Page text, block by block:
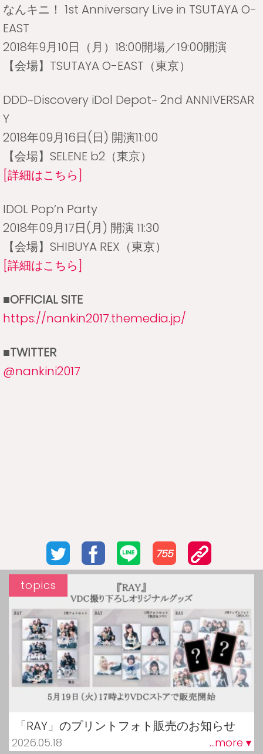
なんキニ！ 1st Anniversary Live in TSUTAYA O-
EAST
2018年9月10日（月）18:00開場／19:00開演
【会場】TSUTAYA O-EAST（東京）
DDD~Discovery iDol Depot~ 2nd ANNIVERSAR
Y
2018年09月16日(日) 開演11:00
【会場】SELENE b2（東京）
[詳細はこちら]
IDOL Pop’n Party
2018年09月17日(月) 開演 11:30
【会場】SHIBUYA REX（東京）
[詳細はこちら]
■OFFICIAL SITE
https://nankin2017.themedia.jp/
■TWITTER
@nankini2017
755
「RAY」のプリントフォト販売のお知らせ
2026.05.18 ...more ▾
topics